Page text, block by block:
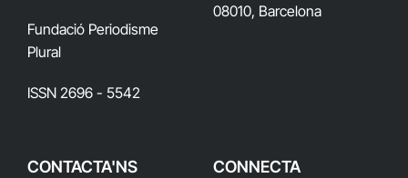
Fundació Periodisme
Plural
ISSN 2696 - 5542
08010, Barcelona
CONTACTA'NS CONNECTA